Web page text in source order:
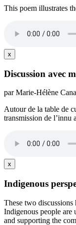
This poem illustrates
x
Discussion avec
par Marie-Hélène
Autour de la table de
transmission de l’innu
x
Indigenous
These two
Indigenous people
and supporting the